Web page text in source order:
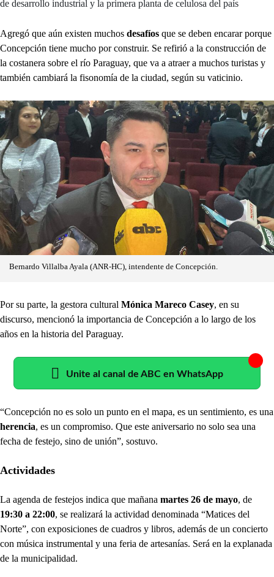
de desarrollo industrial y la primera planta de celulosa del país
Agregó que aún existen muchos desafíos que se deben encarar porque
Concepción tiene mucho por construir. Se refirió a la construcción de
la costanera sobre el río Paraguay, que va a atraer a muchos turistas y
también cambiará la fisonomía de la ciudad, según su vaticinio.
Bernardo Villalba Ayala (ANR-HC), intendente de Concepción.
Por su parte, la gestora cultural Mónica Mareco Casey, en su
discurso, mencionó la importancia de Concepción a lo largo de los
años en la historia del Paraguay.
Unite al canal de ABC en WhatsApp
“Concepción no es solo un punto en el mapa, es un sentimiento, es una
herencia, es un compromiso. Que este aniversario no solo sea una
fecha de festejo, sino de unión”, sostuvo.
Actividades
La agenda de festejos indica que mañana martes 26 de mayo, de
19:30 a 22:00, se realizará la actividad denominada “Matices del
Norte”, con exposiciones de cuadros y libros, además de un concierto
con música instrumental y una feria de artesanías. Será en la explanada
de la municipalidad.